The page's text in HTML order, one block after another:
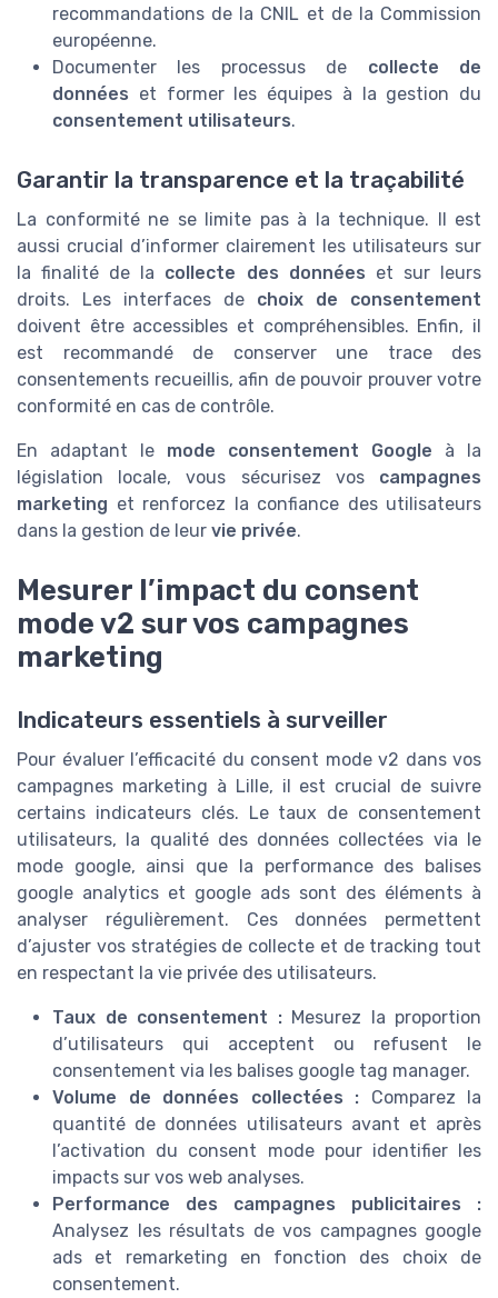
recommandations de la CNIL et de la Commission
européenne.
Documenter les processus de collecte de
données et former les équipes à la gestion du
consentement utilisateurs.
Garantir la transparence et la traçabilité
La conformité ne se limite pas à la technique. Il est
aussi crucial d’informer clairement les utilisateurs sur
la finalité de la collecte des données et sur leurs
droits. Les interfaces de choix de consentement
doivent être accessibles et compréhensibles. Enfin, il
est recommandé de conserver une trace des
consentements recueillis, afin de pouvoir prouver votre
conformité en cas de contrôle.
En adaptant le mode consentement Google à la
législation locale, vous sécurisez vos campagnes
marketing et renforcez la confiance des utilisateurs
dans la gestion de leur vie privée.
Mesurer l’impact du consent
mode v2 sur vos campagnes
marketing
Indicateurs essentiels à surveiller
Pour évaluer l’efficacité du consent mode v2 dans vos
campagnes marketing à Lille, il est crucial de suivre
certains indicateurs clés. Le taux de consentement
utilisateurs, la qualité des données collectées via le
mode google, ainsi que la performance des balises
google analytics et google ads sont des éléments à
analyser régulièrement. Ces données permettent
d’ajuster vos stratégies de collecte et de tracking tout
en respectant la vie privée des utilisateurs.
Taux de consentement :Mesurez la proportion
d’utilisateurs qui acceptent ou refusent le
consentement via les balises google tag manager.
Volume de données collectées : Comparez la
quantité de données utilisateurs avant et après
l’activation du consent mode pour identifier les
impacts sur vos web analyses.
Performance des campagnes publicitaires :
Analysez les résultats de vos campagnes google
ads et remarketing en fonction des choix de
consentement.